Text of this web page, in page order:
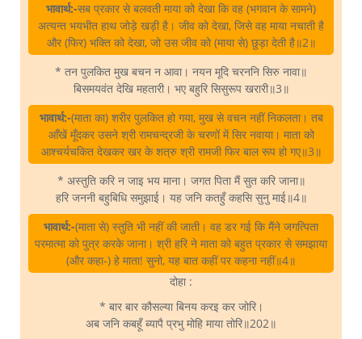
भावार्थ:-सब प्रकार से बलवती माया को देखा कि वह (भगवान के सामने)
अत्यन्त भयभीत हाथ जोड़े खड़ी है। जीव को देखा, जिसे वह माया नचाती है
और (फिर) भक्ति को देखा, जो उस जीव को (माया से) छुड़ा देती है॥2॥
* तन पुलकित मुख बचन न आवा। नयन मूदि चरननि सिरु नावा॥
बिसमयवंत देखि महतारी। भए बहुरि सिसुरूप खरारी॥3॥
भावार्थ:-(माता का) शरीर पुलकित हो गया, मुख से वचन नहीं निकलता। तब
आँखें मूँदकर उसने श्री रामचन्द्रजी के चरणों में सिर नवाया। माता को
आश्चर्यचकित देखकर खर के शत्रु श्री रामजी फिर बाल रूप हो गए॥3॥
* अस्तुति करि न जाइ भय माना। जगत पिता मैं सुत करि जाना॥
हरि जननी बहुबिधि समुझाई। यह जनि कतहुँ कहसि सुनु माई॥4॥
भावार्थ:-(माता से) स्तुति भी नहीं की जाती। वह डर गई कि मैंने जगत्पिता
परमात्मा को पुत्र करके जाना। श्री हरि ने माता को बहुत प्रकार से समझाया
(और कहा-) हे माता! सुनो, यह बात कहीं पर कहना नहीं॥4॥
दोहा :
* बार बार कौसल्या बिनय करइ कर जोरि।
अब जनि कबहूँ ब्यापै प्रभु मोहि माया तोरि॥202॥